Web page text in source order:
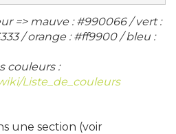
=> mauve : #990066 / vert :
/ orange : #ff9900 / bleu :
couleurs :
Liste_de_couleurs
une section (voir